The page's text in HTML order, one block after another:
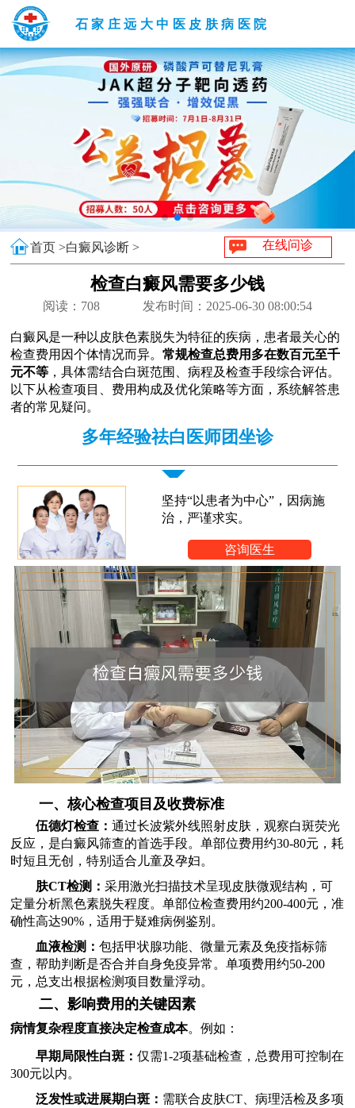
石家庄远大中医皮肤病医院
首页 >白癜风诊断 > 在线问诊
检查白癜风需要多少钱
阅读： 708 发布时间：2025-06-30 08:00:54
白癜风是一种以皮肤色素脱失为特征的疾病，患者最关心的
检查费用因个体情况而异。常规检查总费用多在数百元至千
元不等 ，具体需结合白斑范围、病程及检查手段综合评估。
以下从检查项目、费用构成及优化策略等方面，系统解答患
者的常见疑问。
多年经验祛白医师团坐诊
坚持“以患者为中心”，因病施
治，严谨求实。
咨询医生
一、核心检查项目及收费标准
伍德灯检查：通过长波紫外线照射皮肤，观察白斑荧光
反应，是白癜风筛查的首选手段。单部位费用约30-80元，耗
时短且无创，特别适合儿童及孕妇。
肤CT检测：采用激光扫描技术呈现皮肤微观结构，可
定量分析黑色素脱失程度。单部位检查费用约200-400元，准
确性高达90%，适用于疑难病例鉴别。
血液检测：包括甲状腺功能、微量元素及免疫指标筛
查，帮助判断是否合并自身免疫异常。单项费用约50-200
元，总支出根据检测项目数量浮动。
二、影响费用的关键因素
病情复杂程度直接决定检查成本。例如：
早期局限性白斑：仅需1-2项基础检查，总费用可控制在
300元以内。
泛发性或进展期白斑： 需联合皮肤CT、病理活检及多项